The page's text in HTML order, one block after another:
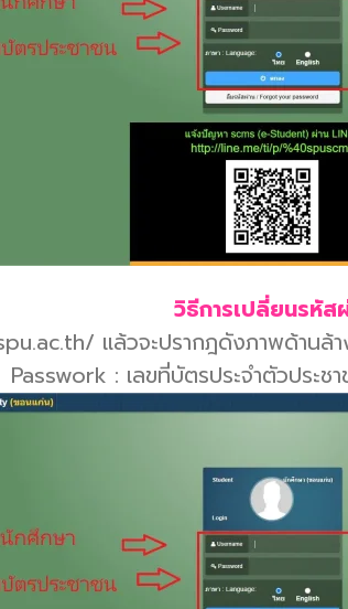
วิธีการเปลี่ยนรหัส
แล้วจะปรากฎดังภาพด้านล้
Passwork : เลขที่บัตรประจำตัวประช